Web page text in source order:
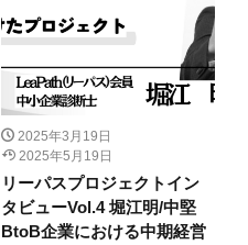
2025年3月19日
2025年5月19日
リーパスプロジェクトイン
タビューVol.4 堀江明/中堅
BtoB企業における中期経営